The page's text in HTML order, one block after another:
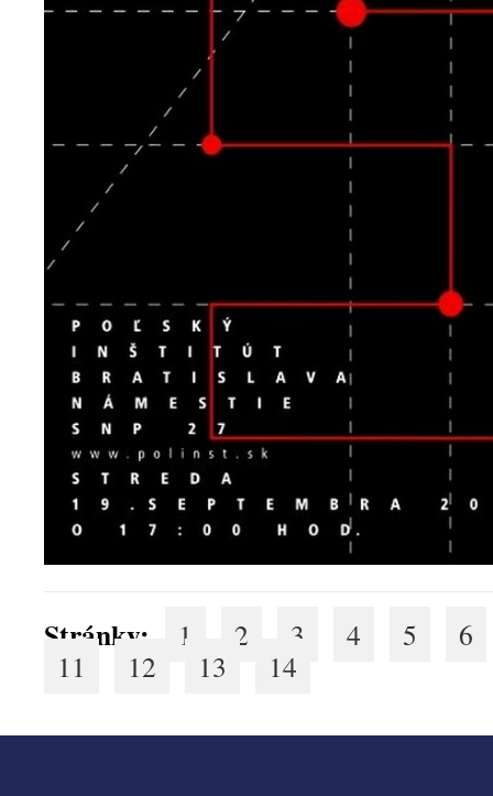
Stránky: 1 2 3 4 5 6
11 12 13 14